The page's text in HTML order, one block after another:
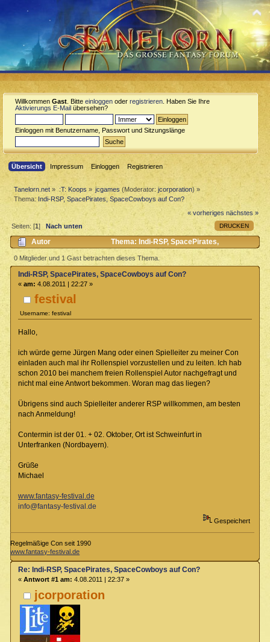
Willkommen Gast . Bitte einloggen oder registrieren . Haben Sie Ihre
Aktivierungs E-Mail übersehen?
Einloggen mit Benutzername, Passwort und Sitzungslänge
Übersicht Impressum Einloggen Registrieren
Tanelorn.net » :T: Koops » jcgames (Moderator:jcorporation) »
Thema: Indi-RSP, SpacePirates, SpaceCowboys auf Con?
« vorheriges nächstes »
DRUCKEN
Seiten: [1] Nach unten
Autor
Thema: Indi-RSP, SpacePirates,
SpaceCowboys auf Con? (Gelesen 4641 mal)
0 Mitglieder und 1 Gast betrachten dieses Thema.
festival
Username: festival
Indi-RSP, SpacePirates, SpaceCowboys auf Con?
« am: 4.08.2011 | 22:27 »
Hallo,
ich würde gerne Jürgen Mang oder einen Spielleiter zu meiner Con
einladen auch mal ihr Rollenspiel vorzustellen und zu leiten. Ich hab
schon 2010 bei manchem freien Rollenspiel Autor nachgefragt und
nicht mal eine Antwort bekommen. Woran mag das liegen?
Übrigens sind auch Spielleiter anderer RSP willkommen, am besten
nach Anmeldung!
Contermin ist der 01. + 02. Oktober, Ort ist Schweinfurt in
Unterfranken (Nordbayern).
Grüße
Michael
www.fantasy-festival.de
info@fantasy-festival.de
Gespeichert
Regelmäßige Con seit 1990
www.fantasy-festival.de
jcorporation
Re: Indi-RSP, SpacePirates, SpaceCowboys auf Con?
« Antwort #1 am: 4.08.2011 | 22:37 »